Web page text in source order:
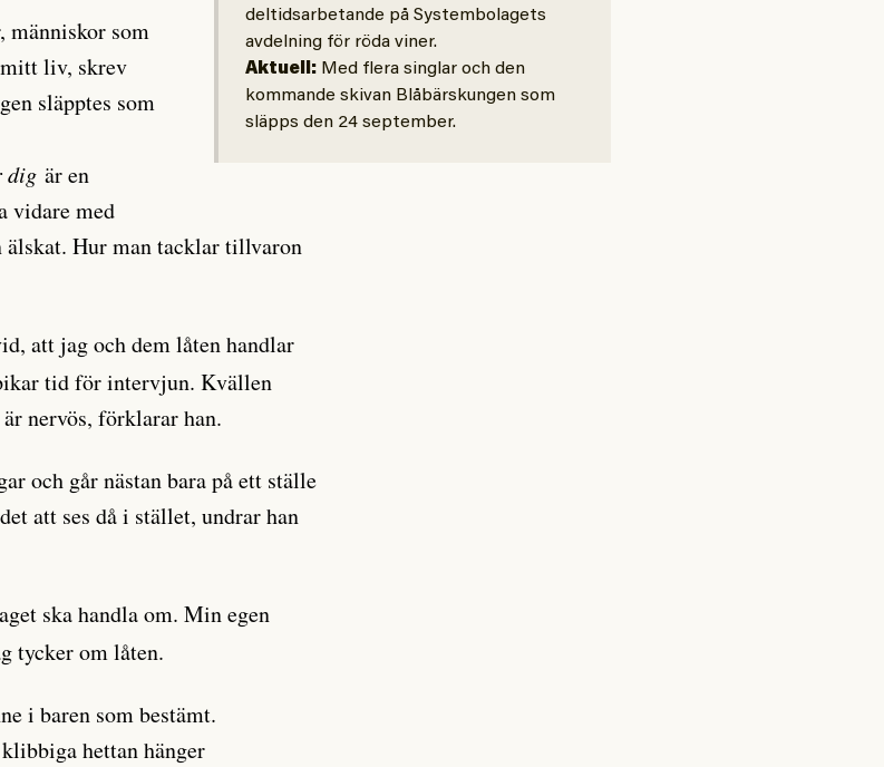
deltidsarbetande på Systembolagets
avdelning för röda viner.
Aktuell: Med flera singlar och den
kommande skivan Blåbärskungen som
släpps den 24 september.
människor som
liv, skrev
släpptes som
dig är en
vidare med
älskat. Hur man tacklar tillvaron
att jag och dem låten handlar
tid för intervjun. Kvällen
nervös, förklarar han.
och går nästan bara på ett ställe
att ses då i stället, undrar han
ska handla om. Min egen
tycker om låten.
i baren som bestämt.
hettan hänger